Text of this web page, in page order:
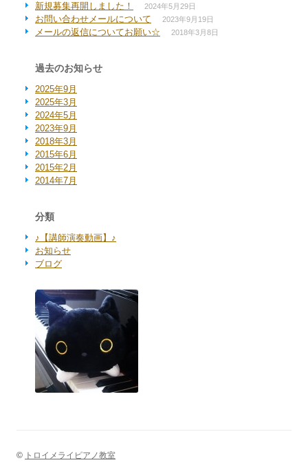
新規募集再開しました！ 2024年5月29日
お問い合わせメールについて 2023年9月19日
メールの返信についてお願い☆ 2018年3月8日
過去のお知らせ
2025年9月
2025年3月
2024年5月
2023年9月
2018年3月
2015年6月
2015年2月
2014年7月
分類
♪【講師演奏動画】♪
お知らせ
ブログ
© トロイメライピアノ教室